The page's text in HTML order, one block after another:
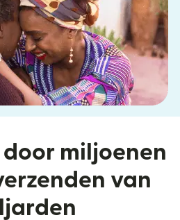
miljoenen
van